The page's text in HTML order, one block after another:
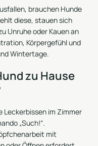
brauchen Hunde
diese, stauen sich
Unruhe oder Kauen an
Körpergefühl und
Wintertage.
zu Hause
Leckerbissen im Zimmer
„Such!“.
mit